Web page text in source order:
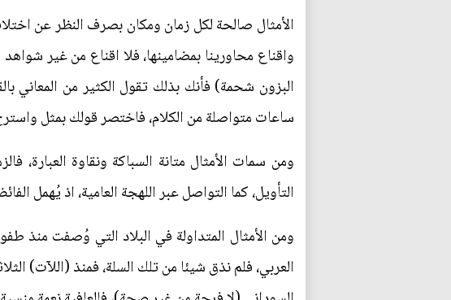
الأمثال صالحة لكل زمان ومكان بصرف النظر عن
واقناع محاورينا بمضامينها، فلا اقناع من غير
البزون شحمة) فأنك بذلك تقول الكثير من المعاني
ساعات متواصلة من الكلام، فاختصر قولك بمثل
ومن سمات الأمثال متانة السباكة ونقاوة العبارة،
التأويل، كما التواصل عبر اللهجة العامية، اذ يُهمل
ومن الأمثال المتداولة في البلاد التي وُصفت منذ
العربي، فلم نذق شيئا من تلك السلة، فمنذ (اللآت)